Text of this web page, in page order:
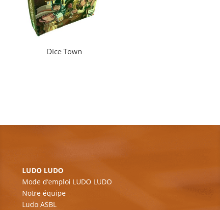
Dice Town
LUDO LUDO
Mode d’emploi LUDO LUDO
Notre équipe
Ludo ASBL